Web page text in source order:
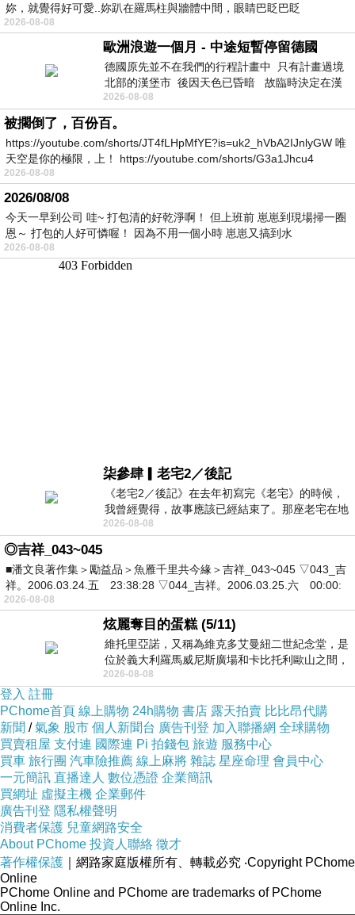
妳，就覺得好可愛..妳趴在羅馬柱與牆體中間，眼睛巴眨巴眨
2026-08-08
歐洲浪遊一個月 - 中途短暫停留德國
德國原先並不在我們的行程計畫中 只有計畫過境
北部的漢堡市 後因天色已昏暗 故臨時決定在漢
堡市吃晚餐和過夜
2026-08-08
被擱倒了，百份百。
https://youtube.com/shorts/JT4fLHpMfYE?is=uk2_hVbA2IJnlyGW 唯
天空是你的極限，上！ https://youtube.com/shorts/G3a1Jhcu4
2026-08-08
2026/08/08
今天一早到公司 哇~ 打包清的好乾淨啊！ 但上班前 崽崽到現場掃一圈
恩～ 打包的人好可憐喔！ 因為不用一個小時 崽崽又搞到水
2026-08-08
柒參肆▎老宅2／後記
《老宅2／後記》在去年初寫完《老宅》的時候，
我曾經覺得，故事應該已經結束了。那座老宅在地
震中倒塌，七個人終於離開那片黑暗，
2026-08-08
◎吉祥_043~045
■潘文良著作集＞勵益品＞魚雁千里共今緣＞吉祥_043~045 ▽043_吉
祥。2006.03.24.五 23:38:28 ▽044_吉祥。2006.03.25.六 00:00:
2026-08-08
炫麗奪目的蛋糕 (5/11)
維托里亞諾，又稱為維克多艾曼紐二世紀念堂，是
位於義大利羅馬威尼斯廣場和卡比托利歐山之間，
用以紀念統一義大利統一後的的第一位國
2026-08-08
登入 註冊
PChome首頁 線上購物 24h購物 書店 露天拍賣 比比昂代購
新聞 /氣象 股市 個人新聞台 廣告刊登 加入聯播網 全球購物
買賣租屋 支付連 國際連 Pi 拍錢包 旅遊 服務中心
買車 旅行團 汽車險推薦 線上麻將 雜誌 星座命理 會員中心
一元簡訊 直播達人 數位憑證 企業簡訊
買網址 虛擬主機 企業郵件
廣告刊登 隱私權聲明
消費者保護 兒童網路安全
About PChome 投資人聯絡 徵才
著作權保護 ｜網路家庭版權所有、轉載必究 ‧Copyright PChome
Online
PChome Online and PChome are trademarks of PChome
Online Inc.